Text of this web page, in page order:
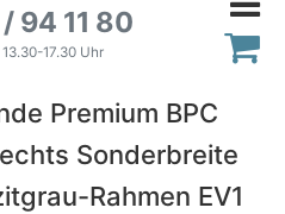
94 11 80
17.30 Uhr
Premium BPC
Sonderbreite
Rahmen EV1